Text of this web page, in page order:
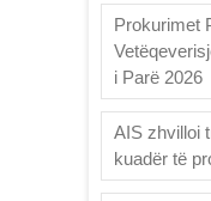
Prokurimet
i Parë 2026
AIS zhvilloi
kuadër të